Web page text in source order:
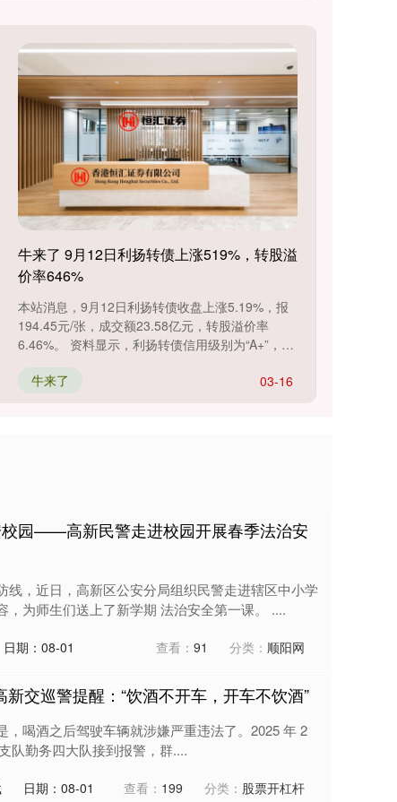
牛来了 9月12日利扬转债上涨519%，转股溢
价率646%
本站消息，9月12日利扬转债收盘上涨5.19%，报
194.45元/张，成交额23.58亿元，转股溢价率
6.46%。 资料显示，利扬转债信用级别为“A+”，债
03-16
牛来了
园——高新民警走进校园开展春季法治安
线，近日，高新区公安分局组织民警走进辖区中小学
，为师生们送上了新学期 法治安全第一课。 ....
日期：08-01 查看： 91 分类： 顺阳网
交巡警提醒：“饮酒不开车，开车不饮酒”
，喝酒之后驾驶车辆就涉嫌严重违法了。2025 年 2
队勤务四大队接到报警，群....
日期：08-01 查看： 199 分类： 股票开杠杆